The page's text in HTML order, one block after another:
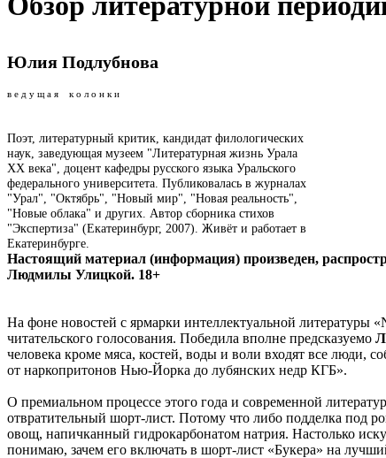
Юлия Подлубнова
в е д у щ а я к о л о н к и
Поэт, литературный критик, кандидат филологических
наук, заведующая музеем "Литературная жизнь Урала
ХХ века", доцент кафедры русского языка Уральского
федерального университета. Публиковалась в журналах
"Урал", "Октябрь", "Новый мир", "Новая реальность",
"Новые облака" и других. Автор сборника стихов
"Экспертиза" (Екатеринбург, 2007). Живёт и работает в
Екатеринбурге.
Настоящий материал (информация) произведен,
Людмилы Улицкой. 18+
На фоне новостей с ярмарки интеллектуальной литературы
читательского голосования. Победила вполне предсказуемо
человека кроме мяса, костей, воды и воли входят все люди,
от наркопритонов Нью-Йорка до лубянских недр КГБ».
О премиальном процессе этого года и современной
отвратительный шорт-лист. Потому что либо подделка под
овощ, напичканный гидрокарбонатом натрия. Настолько
понимаю, зачем его включать в шорт-лист «Букера» на